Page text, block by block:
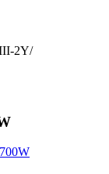
2Y/